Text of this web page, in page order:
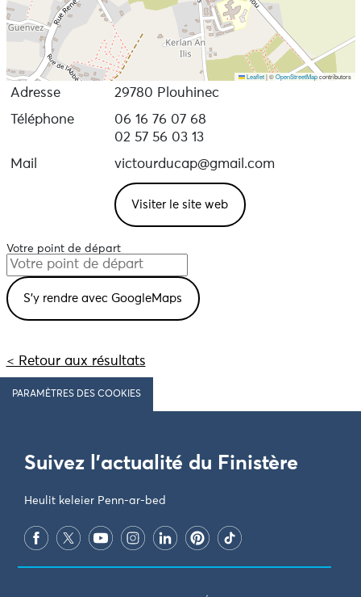
Leaflet |©OpenStreetMapcontributors
Adresse
29780 Plouhinec
Téléphone
06 16 76 07 68
02 57 56 03 13
Mail
victourducap@gmail.com
Visiter le site web
Votre point de départ
< Retour aux résultats
PARAMÈTRES DES COOKIES
Suivez l'actualité du Finistère
Heulit keleier Penn-ar-bed